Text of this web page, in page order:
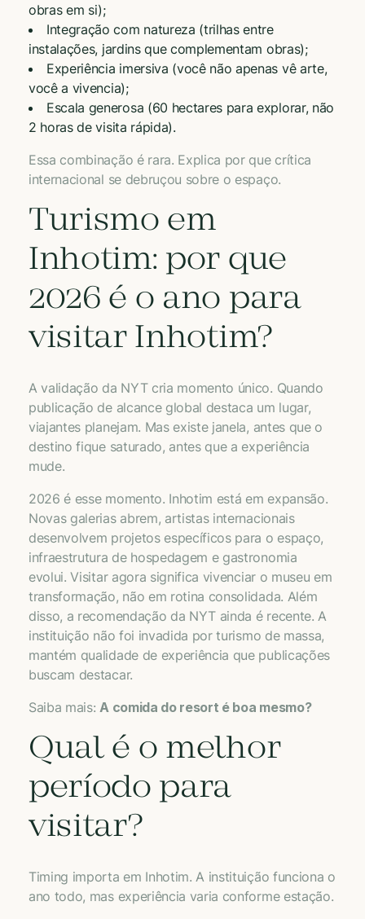
obras em si);
Integração com natureza (trilhas entre
instalações, jardins que complementam obras);
Experiência imersiva (você não apenas vê arte,
você a vivencia);
Escala generosa (60 hectares para explorar, não
2 horas de visita rápida).
Essa combinação é rara. Explica por que crítica
internacional se debruçou sobre o espaço.
Turismo em
Inhotim: por que
2026 é o ano para
visitar Inhotim?
A validação da NYT cria momento único. Quando
publicação de alcance global destaca um lugar,
viajantes planejam. Mas existe janela, antes que o
destino fique saturado, antes que a experiência
mude.
2026 é esse momento. Inhotim está em expansão.
Novas galerias abrem, artistas internacionais
desenvolvem projetos específicos para o espaço,
infraestrutura de hospedagem e gastronomia
evolui. Visitar agora significa vivenciar o museu em
transformação, não em rotina consolidada. Além
disso, a recomendação da NYT ainda é recente. A
instituição não foi invadida por turismo de massa,
mantém qualidade de experiência que publicações
buscam destacar.
Saiba mais: A comida do resort é boa mesmo?
Qual é o melhor
período para
visitar?
Timing importa em Inhotim. A instituição funciona o
ano todo, mas experiência varia conforme estação.